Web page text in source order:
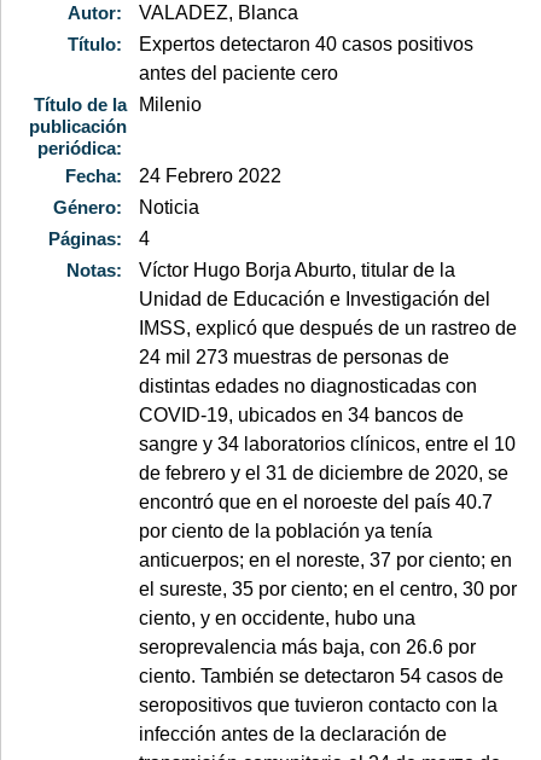
Autor:
VALADEZ, Blanca
Título:
Expertos detectaron 40 casos positivos
antes del paciente cero
Título de la
publicación
periódica:
Milenio
Fecha:
24 Febrero 2022
Género:
Noticia
Páginas:
4
Notas:
Víctor Hugo Borja Aburto, titular de la
Unidad de Educación e Investigación del
IMSS, explicó que después de un rastreo de
24 mil 273 muestras de personas de
distintas edades no diagnosticadas con
COVID-19, ubicados en 34 bancos de
sangre y 34 laboratorios clínicos, entre el 10
de febrero y el 31 de diciembre de 2020, se
encontró que en el noroeste del país 40.7
por ciento de la población ya tenía
anticuerpos; en el noreste, 37 por ciento; en
el sureste, 35 por ciento; en el centro, 30 por
ciento, y en occidente, hubo una
seroprevalencia más baja, con 26.6 por
ciento. También se detectaron 54 casos de
seropositivos que tuvieron contacto con la
infección antes de la declaración de